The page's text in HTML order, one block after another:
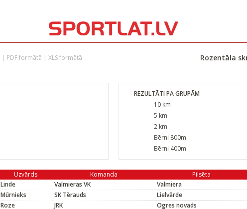
| PDF formātā | XLS formātā Rozentāla
REZULTĀTI PA GRUPĀM
10 km
5 km
2 km
Bērni 800m
Bērni 400m
Uzvārds Komanda Pilsēta
Linde Valmieras VK Valmiera
Mūrnieks SK Tērauds Lielvārde
Roze JRK Ogres novads